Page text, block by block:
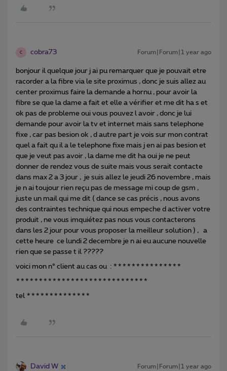
C cobra73 Forum|Forum|1 year ago
bonjour il quelque jour j ai pu remarquer que je pouvait etre
racorder a la fibre via le site proximus , donc je suis allez au
center proximus faire la demande a hornu , pour avoir la
fibre se que la dame a fait et elle a vérifier et me dit ha s et
ok pas de probleme oui vous pouvez l avoir , donc je lui
demande pour avoir la tv et internet mais sans telephone
fixe , car pas besion ok , d autre part je vois sur mon contrat
quel a fait qu il a le telephone fixe mais j en ai pas besion et
que je veut pas avoir , la dame me dit ha oui je ne peut
donner de rendez vous de suite mais vous serait contacte
dans max 2 a 3 jour , je suis allez le jeudi 26 novembre , mais
je n ai toujour rien reçu pas de message mi coup de gsm ,
juste un mail qui me dit ( dance se cas précis , nous avons
des contraintes technique qui nous empeche d activer votre
produit , ne vous imquiétez pas nous vous contacterons
dans les 2 jour pour vous proposer la meilleur solution ) , a
cette heure ce lundi 2 decembre je n ai eu aucune nouvelle
rien que se passe t il ?????
voici mon n° client au cas ou : ***************
*****************************
tel **************
David W Forum|Forum|1 year ago